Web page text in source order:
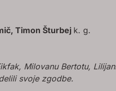
Timon Šturbej k. g.
Milovanu Bertotu,
svoje zgodbe.